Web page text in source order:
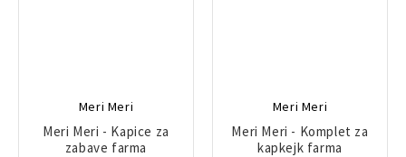
Meri Meri
Meri Meri - Kapice za
zabave farma
Meri Meri
Meri Meri - Komplet za
kapkejk farma